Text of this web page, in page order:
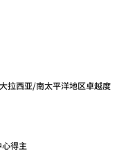
拉西亚/南太平洋地区卓越度
得主